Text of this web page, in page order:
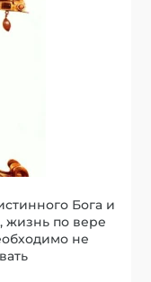
Бога и
жизнь по вере
не